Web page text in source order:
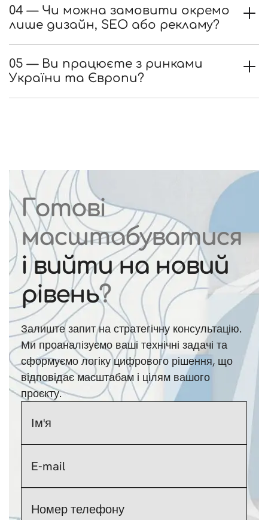
04 — Чи можна замовити окремо
лише дизайн, SEO або рекламу?
05 — Ви працюєте з ринками
України та Європи?
Готові
масштабуватися
і вийти на новий
рівень?
Залиште запит на стратегічну консультацію.
Ми проаналізуємо ваші технічні задачі та
сформуємо логіку цифрового рішення, що
відповідає масштабам і цілям вашого
проєкту.